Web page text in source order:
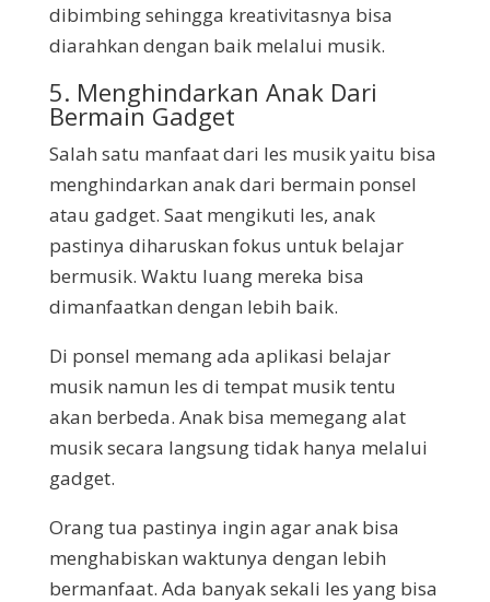
dibimbing sehingga kreativitasnya bisa
diarahkan dengan baik melalui musik.
5. Menghindarkan Anak Dari
Bermain Gadget
Salah satu manfaat dari les musik yaitu bisa
menghindarkan anak dari bermain ponsel
atau gadget. Saat mengikuti les, anak
pastinya diharuskan fokus untuk belajar
bermusik. Waktu luang mereka bisa
dimanfaatkan dengan lebih baik.
Di ponsel memang ada aplikasi belajar
musik namun les di tempat musik tentu
akan berbeda. Anak bisa memegang alat
musik secara langsung tidak hanya melalui
gadget.
Orang tua pastinya ingin agar anak bisa
menghabiskan waktunya dengan lebih
bermanfaat. Ada banyak sekali les yang bisa